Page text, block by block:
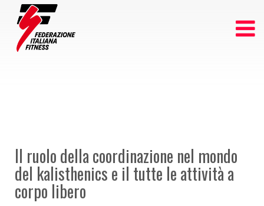
Il ruolo della coordinazione nel mondo
del kalisthenics e il tutte le attività a
corpo libero